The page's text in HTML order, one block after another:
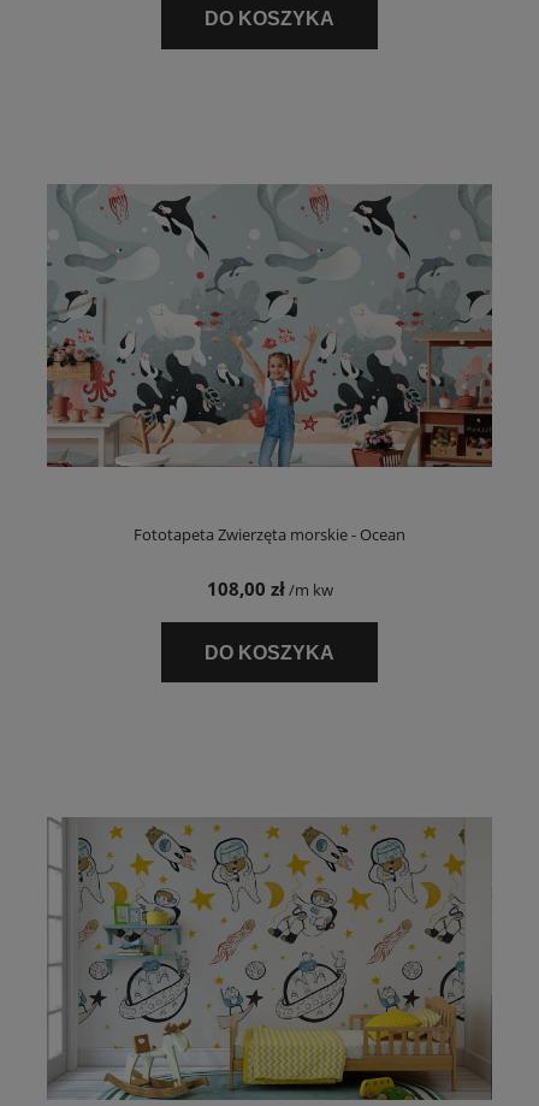
DO KOSZYKA
Fototapeta Zwierzęta morskie - Ocean
108,00 zł/m kw
DO KOSZYKA